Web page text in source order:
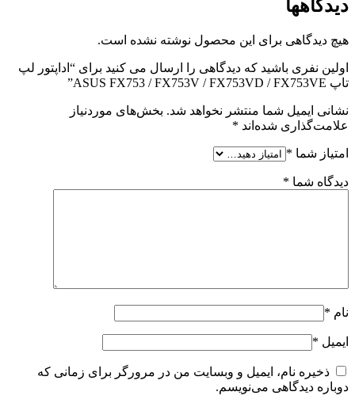
دیدگاهها
هیچ دیدگاهی برای این محصول نوشته نشده است.
اولین نفری باشید که دیدگاهی را ارسال می کنید برای “اداپتور لپ
تاپ ASUS FX753 / FX753V / FX753VD / FX753VE”
نشانی ایمیل شما منتشر نخواهد شد. بخش‌های موردنیاز
علامت‌گذاری شده‌اند *
امتیاز شما *
دیدگاه شما *
نام *
ایمیل *
ذخیره نام، ایمیل و وبسایت من در مرورگر برای زمانی که
دوباره دیدگاهی می‌نویسم.